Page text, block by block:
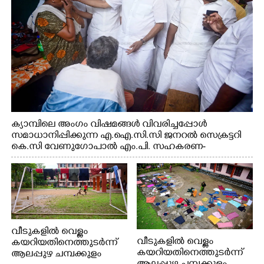
ക്യാമ്പിലെ അംഗം വിഷമങ്ങൾ വിവരിച്ചപ്പോൾ
സമാധാനിപ്പിക്കുന്ന എ.ഐ.സി.സി ജനറൽ സെക്രട്ടറി
കെ.സി വേണുഗോപാൽ എം.പി. സഹകരണ-
എക്സൈസ് വകുപ്പ് മന്ത്രി എം. ലിജു, എന്നിവർ
വീടുകളിൽ വെള്ളം
കയറിയതിനെത്തുടർന്ന്
ആലപ്പുഴ ചമ്പക്കുളം
വീടുകളിൽ വെള്ളം
കയറിയതിനെത്തുടർന്ന്